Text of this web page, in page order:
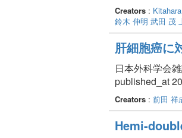
Creators :
鈴木 伸明 武田 茂
肝細胞癌に
日本外科学会
published_at
Creators : 前田 祥
Hemi-